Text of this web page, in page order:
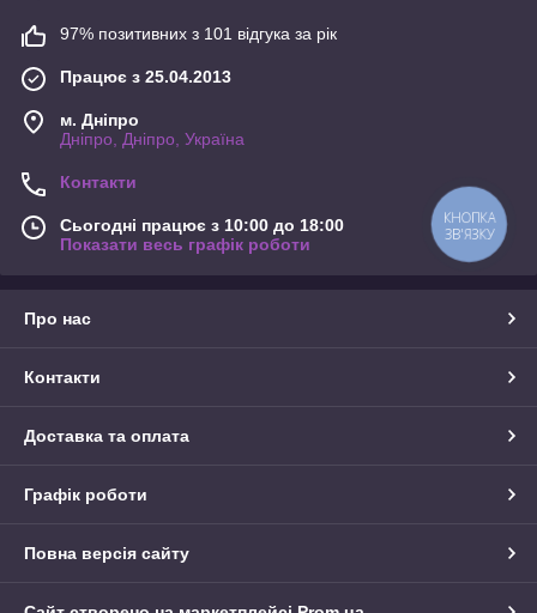
97% позитивних з 101 відгука за рік
Працює з 25.04.2013
м. Дніпро
Дніпро, Дніпро, Україна
Контакти
Сьогодні працює з 10:00 до 18:00
Показати весь графік роботи
Про нас
Контакти
Доставка та оплата
Графік роботи
Повна версія сайту
КНОПКА
ЗВ'ЯЗКУ